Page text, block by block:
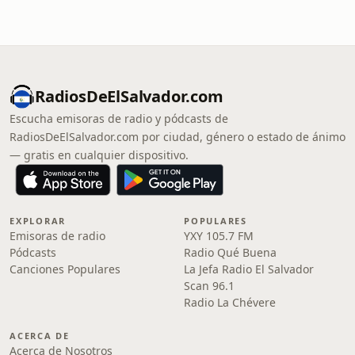
RadiosDeElSalvador.com
Escucha emisoras de radio y pódcasts de
RadiosDeElSalvador.com por ciudad, género o estado de ánimo
— gratis en cualquier dispositivo.
EXPLORAR
Emisoras de radio
Pódcasts
Canciones Populares
POPULARES
YXY 105.7 FM
Radio Qué Buena
La Jefa Radio El Salvador
Scan 96.1
Radio La Chévere
ACERCA DE
Acerca de Nosotros